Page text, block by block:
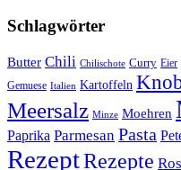
Schlagwörter
Butter Chili Chilischote Curry Eier
Gemuese Italien Kartoffeln
Meersalz Minze Moehren
Paprika Parmesan Pasta
RezeptRezepte